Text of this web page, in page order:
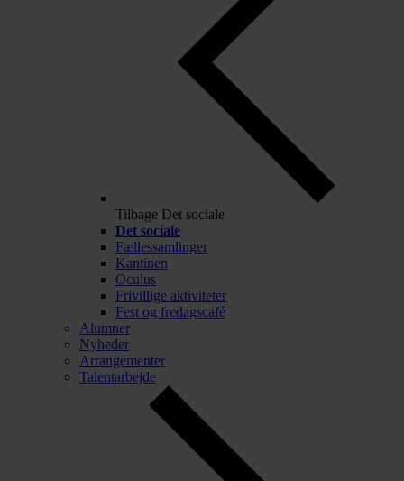
Tilbage Det sociale
Det sociale
Fællessamlinger
Kantinen
Oculus
Frivillige aktiviteter
Fest og fredagscafé
Alumner
Nyheder
Arrangementer
Talentarbejde